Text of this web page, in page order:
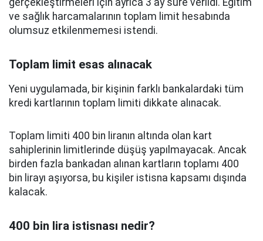
gerçekleştirmeleri için ayrıca 3 ay süre verildi. Eğitim
ve sağlık harcamalarının toplam limit hesabında
olumsuz etkilenmemesi istendi.
Toplam limit esas alınacak
Yeni uygulamada, bir kişinin farklı bankalardaki tüm
kredi kartlarının toplam limiti dikkate alınacak.
Toplam limiti 400 bin liranın altında olan kart
sahiplerinin limitlerinde düşüş yapılmayacak. Ancak
birden fazla bankadan alınan kartların toplamı 400
bin lirayı aşıyorsa, bu kişiler istisna kapsamı dışında
kalacak.
400 bin lira istisnası nedir?